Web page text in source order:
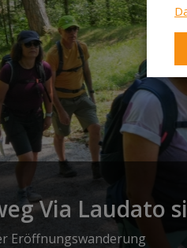
Via Laudato
Eröffnungswanderung